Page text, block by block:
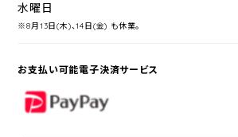
水曜日
※8月13日(木)、14日(金) も休業。
お支払い可能電子決済サービス
PayPay